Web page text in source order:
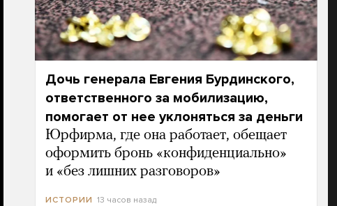
Дочь генерала Евгения Бурдинского,
ответственного за мобилизацию,
помогает от нее уклоняться за деньги
Юрфирма, где она работает, обещает
оформить бронь «конфиденциально»
и «без лишних разговоров»
ИСТОРИИ 13 часов назад